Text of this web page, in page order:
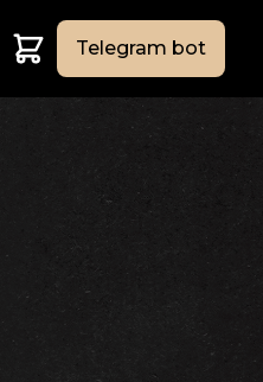
Telegram bot